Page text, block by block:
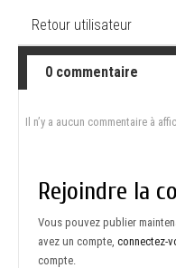
Retour utilisateur
0 commentaire
Il n’y a aucun commentaire à
Rejoindre la
Vous pouvez publier
avez un compte, connectez-
compte.